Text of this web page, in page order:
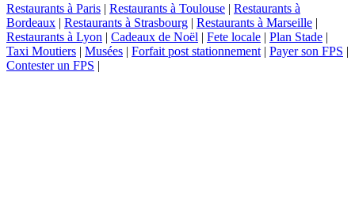
Restaurants à Paris | Restaurants à Toulouse | Restaurants à
Bordeaux | Restaurants à Strasbourg | Restaurants à Marseille |
Restaurants à Lyon | Cadeaux de Noël | Fete locale | Plan Stade |
Taxi Moutiers | Musées | Forfait post stationnement | Payer son FPS |
Contester un FPS |